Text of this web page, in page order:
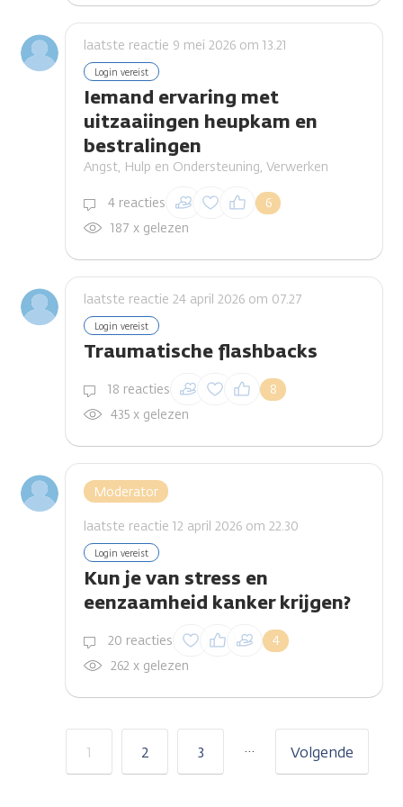
laatste reactie 9 mei 2026 om 13.21
Login vereist
Iemand ervaring met
uitzaaiingen heupkam en
bestralingen
Angst, Hulp en Ondersteuning, Verwerken
4 reacties 6
Inloggen om een
reactie te plaatsen
187 x gelezen
laatste reactie 24 april 2026 om 07.27
Login vereist
Traumatische flashbacks
18 reacties 8
Inloggen om een
reactie te plaatsen
435 x gelezen
Moderator
laatste reactie 12 april 2026 om 22.30
Login vereist
Kun je van stress en
eenzaamheid kanker krijgen?
20 reacties 4
Inloggen om een
reactie te plaatsen
262 x gelezen
1 2 3 … Volgende